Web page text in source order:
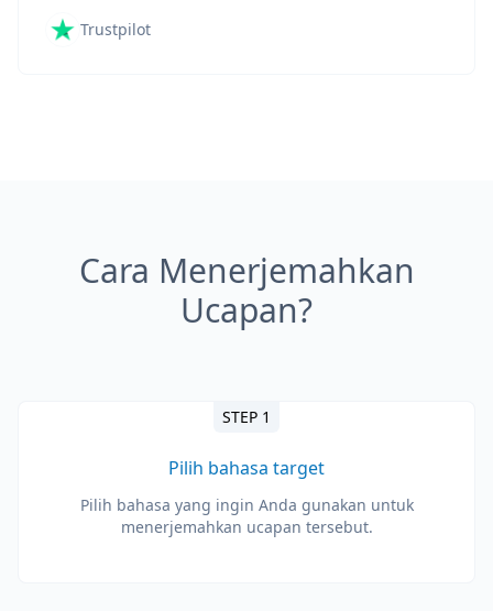
Trustpilot
Cara Menerjemahkan
Ucapan?
STEP 1
Pilih bahasa target
Pilih bahasa yang ingin Anda gunakan untuk
menerjemahkan ucapan tersebut.